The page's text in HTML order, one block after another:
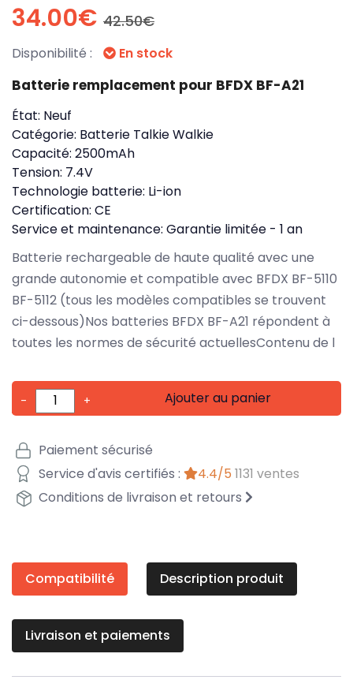
34.00€ 42.50€
Disponibilité : En stock
Batterie remplacement pour BFDX BF-A21
État: Neuf
Catégorie: Batterie Talkie Walkie
Capacité: 2500mAh
Tension: 7.4V
Technologie batterie: Li-ion
Certification: CE
Service et maintenance: Garantie limitée - 1 an
Batterie rechargeable de haute qualité avec une
grande autonomie et compatible avec BFDX BF-5110
BF-5112 (tous les modèles compatibles se trouvent
ci-dessous)Nos batteries BFDX BF-A21 répondent à
toutes les normes de sécurité actuellesContenu de l
- + Ajouter au panier
Paiement sécurisé
Service d'avis certifiés :
4.4/5 1131 ventes
Conditions de livraison et retours
Compatibilité Description produit
Livraison et paiements